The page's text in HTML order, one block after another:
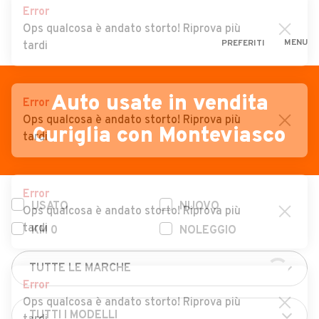
PREFERITI MENU
CERCA
Auto usate
Auto Km 0
Auto Nuove
Noleggio a lungo termine
Auto d'epoca
Moto
Camper
VENDI
MAGAZINE
ACCEDI
Auto usate in vendita
Curiglia con Monteviasco
USATO
NUOVO
KM 0
NOLEGGIO
Error
Ops qualcosa è andato storto! Riprova più
tardi
Error
Ops qualcosa è andato storto! Riprova più
tardi
Error
Ops qualcosa è andato storto! Riprova più
tardi
Error
Ops qualcosa è andato storto! Riprova più